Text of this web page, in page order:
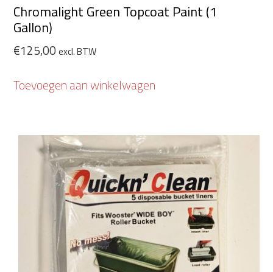
Chromalight Green Topcoat Paint (1
Gallon)
€125,00 excl. BTW
Toevoegen aan winkelwagen